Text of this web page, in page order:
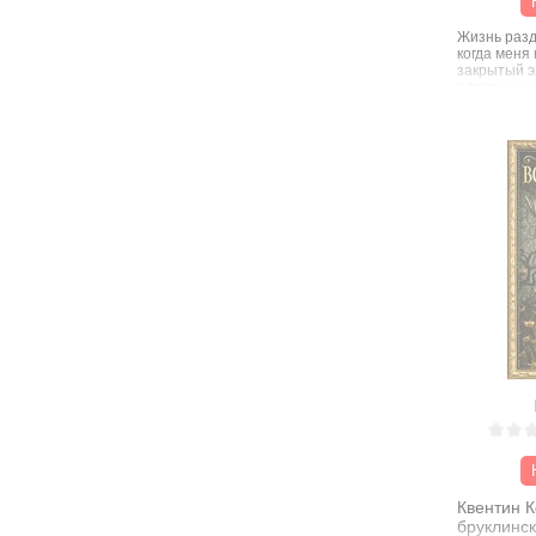
Жизнь
когда
закрытый
для школы
вроде не
Теперь
отнюдь не
один из
готов
Кто
тьма или
сохранить
если
Квентин